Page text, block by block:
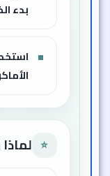
بدء
⭐